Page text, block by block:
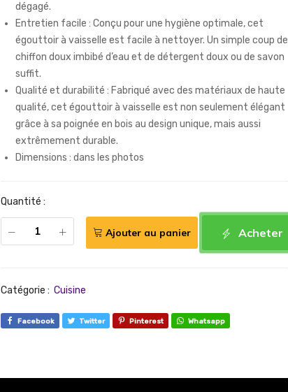
dégagé.
Entretien facile : Conçu pour une hygiène optimale, cet
égouttoir à vaisselle est facile à nettoyer. Un simple coup de
chiffon doux imbibé d’eau et de détergent doux ou de savon
suffit.
Qualité et durabilité : Fabriqué avec des matériaux de haute
qualité, cet égouttoir à vaisselle est non seulement élégant
grâce à sa poignée en bois au design unique, mais aussi
extrêmement durable.
Dimensions : dans les photos
Quantité :
Acheter
Ajouter au panier
Catégorie : Cuisine
Facebook Twitter Pinterest Whatsapp